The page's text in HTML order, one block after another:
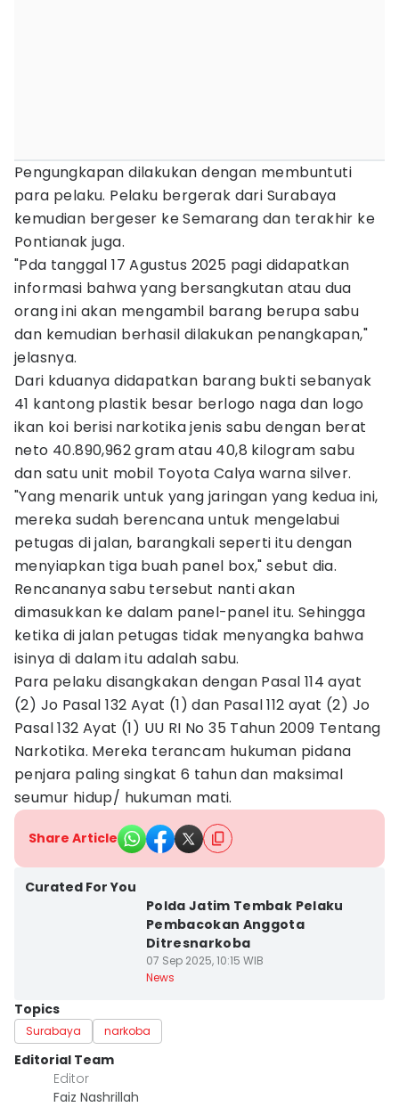
Pengungkapan dilakukan dengan membuntuti
para pelaku. Pelaku bergerak dari Surabaya
kemudian bergeser ke Semarang dan terakhir ke
Pontianak juga.
"Pda tanggal 17 Agustus 2025 pagi didapatkan
informasi bahwa yang bersangkutan atau dua
orang ini akan mengambil barang berupa sabu
dan kemudian berhasil dilakukan penangkapan,"
jelasnya.
Dari kduanya didapatkan barang bukti sebanyak
41 kantong plastik besar berlogo naga dan logo
ikan koi berisi narkotika jenis sabu dengan berat
neto 40.890,962 gram atau 40,8 kilogram sabu
dan satu unit mobil Toyota Calya warna silver.
"Yang menarik untuk yang jaringan yang kedua ini,
mereka sudah berencana untuk mengelabui
petugas di jalan, barangkali seperti itu dengan
menyiapkan tiga buah panel box," sebut dia.
Rencananya sabu tersebut nanti akan
dimasukkan ke dalam panel-panel itu. Sehingga
ketika di jalan petugas tidak menyangka bahwa
isinya di dalam itu adalah sabu.
Para pelaku disangkakan dengan Pasal 114 ayat
(2) Jo Pasal 132 Ayat (1) dan Pasal 112 ayat (2) Jo
Pasal 132 Ayat (1) UU RI No 35 Tahun 2009 Tentang
Narkotika. Mereka terancam hukuman pidana
penjara paling singkat 6 tahun dan maksimal
seumur hidup/ hukuman mati.
Share Article
Curated For You
Polda Jatim Tembak Pelaku
Pembacokan Anggota
Ditresnarkoba
07 Sep 2025, 10:15 WIB
News
Topics
Surabaya narkoba
Editorial Team
Editor
Faiz Nashrillah